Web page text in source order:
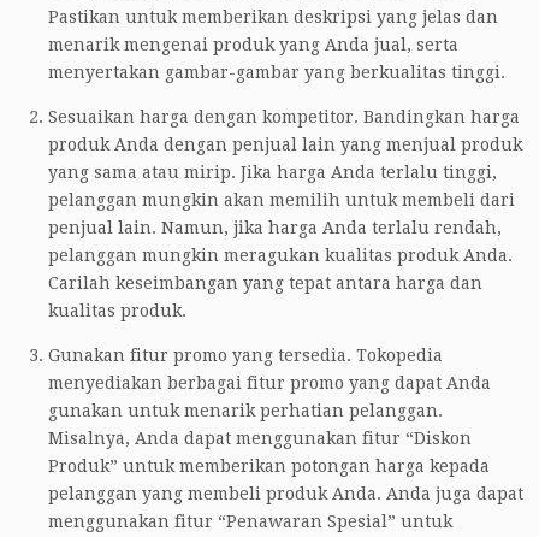
Pastikan untuk memberikan deskripsi yang jelas dan
menarik mengenai produk yang Anda jual, serta
menyertakan gambar-gambar yang berkualitas tinggi.
Sesuaikan harga dengan kompetitor. Bandingkan harga
produk Anda dengan penjual lain yang menjual produk
yang sama atau mirip. Jika harga Anda terlalu tinggi,
pelanggan mungkin akan memilih untuk membeli dari
penjual lain. Namun, jika harga Anda terlalu rendah,
pelanggan mungkin meragukan kualitas produk Anda.
Carilah keseimbangan yang tepat antara harga dan
kualitas produk.
Gunakan fitur promo yang tersedia. Tokopedia
menyediakan berbagai fitur promo yang dapat Anda
gunakan untuk menarik perhatian pelanggan.
Misalnya, Anda dapat menggunakan fitur “Diskon
Produk” untuk memberikan potongan harga kepada
pelanggan yang membeli produk Anda. Anda juga dapat
menggunakan fitur “Penawaran Spesial” untuk